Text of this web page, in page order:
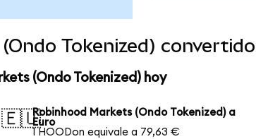
Tokenized)
(Ondo Tokenized) hoy
🇪🇺Robinhood Markets (Ondo Tokenized) a
Euro
1 HOODon equivale a 79,63 €